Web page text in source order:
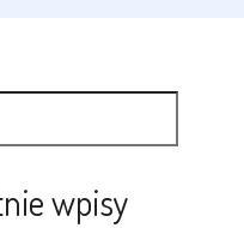
wpisy